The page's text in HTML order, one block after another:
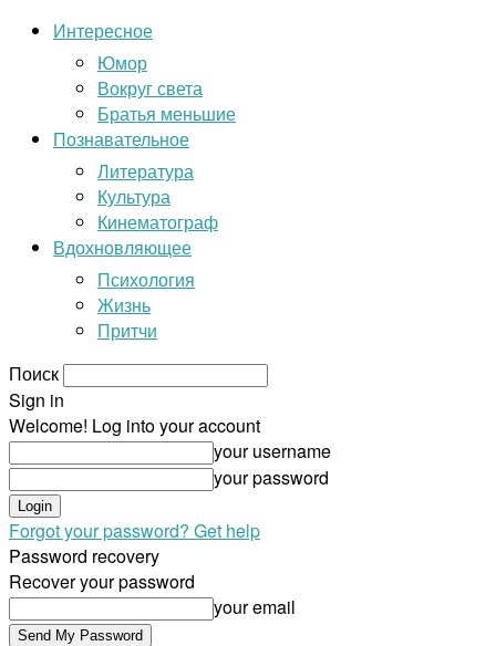
Интересное
Юмор
Вокруг света
Братья меньшие
Познавательное
Литература
Культура
Кинематограф
Вдохновляющее
Психология
Жизнь
Притчи
Поиск
Sign in
Welcome! Log into your account
your username
your password
Forgot your password? Get help
Password recovery
Recover your password
your email